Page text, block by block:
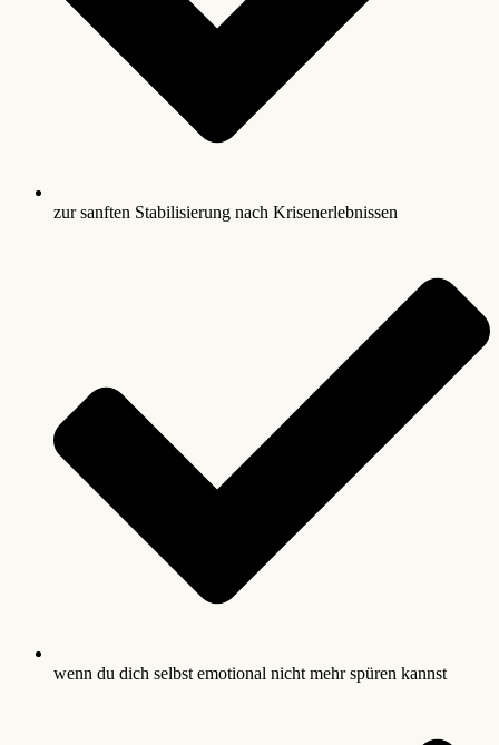
zur sanften Stabilisierung nach Krisenerlebnissen
wenn du dich selbst emotional nicht mehr spüren kannst